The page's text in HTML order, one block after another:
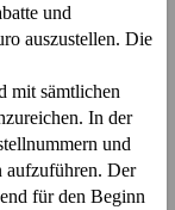
und
auszustellen. Die
mit sämtlichen
In der
und
aufzuführen. Der
für den Beginn